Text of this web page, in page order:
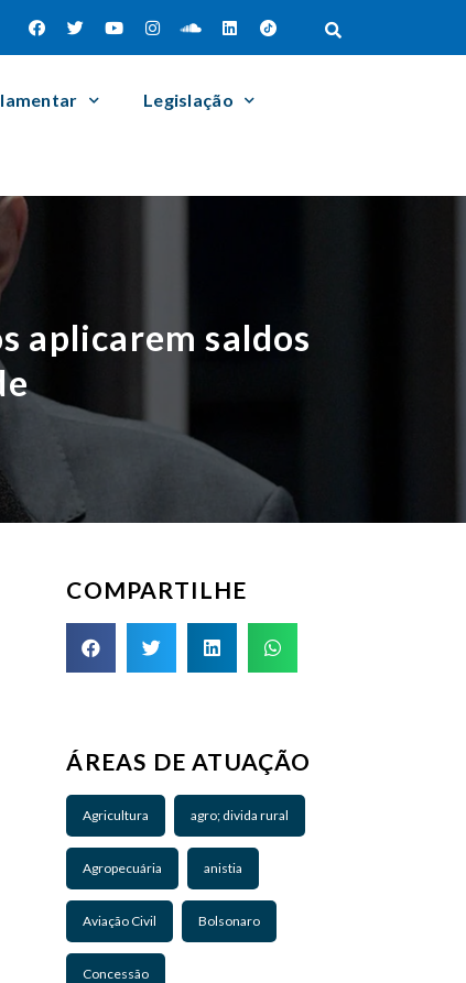
Legislação
aplicarem saldos
COMPARTILHE
ÁREAS DE ATUAÇÃO
Agricultura agro; divida rural
Agropecuária anistia
Aviação Civil Bolsonaro
Concessão